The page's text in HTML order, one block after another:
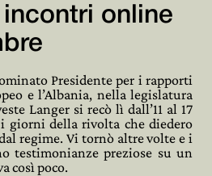

incontri online
Presidente per i rapporti
e l’Albania, nella legislatura
Langer si recò lì dall’11 al 17
i giorni della rivolta che diedero
regime. Vi tornò altre volte e i
testimonianze preziose su un
così poco.